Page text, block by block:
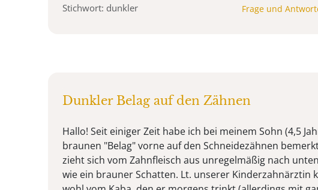
Stichwort: dunkler Frage und
Dunkler Belag auf den Zähnen
Hallo! Seit einiger Zeit habe ich bei meinem Sohn (4,5
braunen "Belag" vorne auf den Schneidezähnen
zieht sich vom Zahnfleisch aus unregelmäßig nach
wie ein brauner Schatten. Lt. unserer Kinderzahnärztin